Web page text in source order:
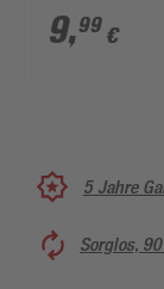
9,99 €
5 Jahre
Sorglos,